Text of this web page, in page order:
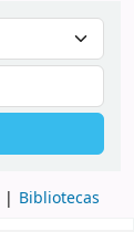
Bibliotecas